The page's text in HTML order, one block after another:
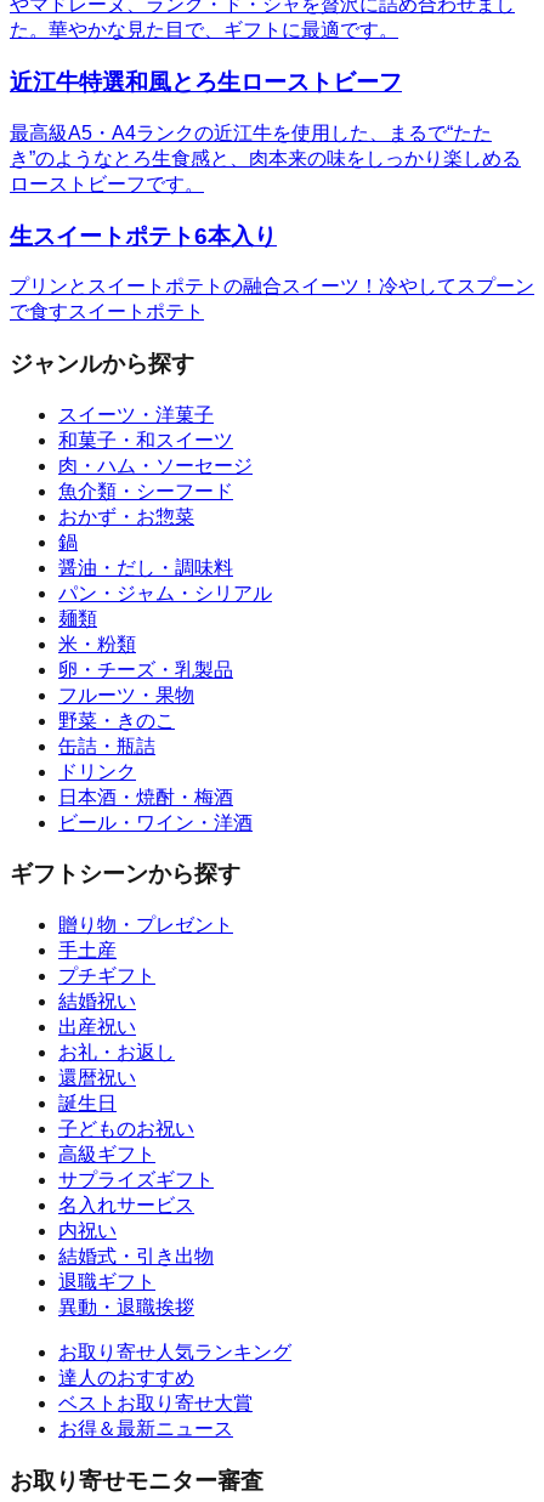
やマドレーヌ、ラング・ド・シャを贅沢に詰め合わせまし
た。華やかな見た目で、ギフトに最適です。
近江牛特選和風とろ生ローストビーフ
最高級A5・A4ランクの近江牛を使用した、まるで“たた
き”のようなとろ生食感と、肉本来の味をしっかり楽しめる
ローストビーフです。
生スイートポテト6本入り
プリンとスイートポテトの融合スイーツ！冷やしてスプーン
で食すスイートポテト
ジャンルから探す
スイーツ・洋菓子
和菓子・和スイーツ
肉・ハム・ソーセージ
魚介類・シーフード
おかず・お惣菜
鍋
醤油・だし・調味料
パン・ジャム・シリアル
麺類
米・粉類
卵・チーズ・乳製品
フルーツ・果物
野菜・きのこ
缶詰・瓶詰
ドリンク
日本酒・焼酎・梅酒
ビール・ワイン・洋酒
ギフトシーンから探す
贈り物・プレゼント
手土産
プチギフト
結婚祝い
出産祝い
お礼・お返し
還暦祝い
誕生日
子どものお祝い
高級ギフト
サプライズギフト
名入れサービス
内祝い
結婚式・引き出物
退職ギフト
異動・退職挨拶
お取り寄せ人気ランキング
達人のおすすめ
ベストお取り寄せ大賞
お得＆最新ニュース
お取り寄せモニター審査